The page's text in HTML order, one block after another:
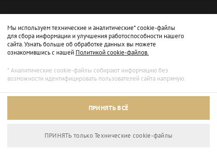
Архивный режим
Мы используем технические и аналитические* cookie-файлы
для сбора информации и улучшения работоспособности нашего
сайта. Узнать больше об обработке данных вы можете
ознакомившись с нашей Политикой cookie-файлов.
* Аналитические cookie-файлы собирают информацию без
возможности идентифицировать пользователей сайта напрямую.
ПРИНЯТЬ ВСЁ
ПРИНЯТЬ только Технические сookie-файлы